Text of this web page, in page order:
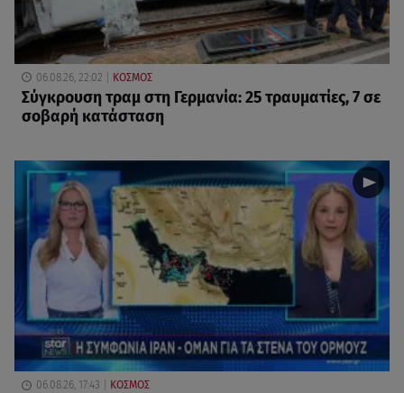
06.08.26, 22:02 ΚΟΣΜΟΣ
Σύγκρουση τραμ στη Γερμανία: 25 τραυματίες, 7 σε
σοβαρή κατάσταση
06.08.26, 17:43 ΚΟΣΜΟΣ